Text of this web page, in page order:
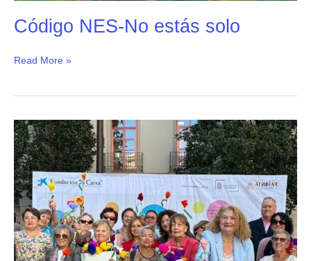
Código NES-No estás solo
Read More »
Programa
Albihar
Escucha
y
Acompaña